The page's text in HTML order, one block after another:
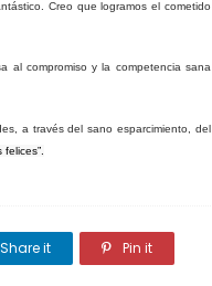
Creo que logramos el cometido
al compromiso y la competencia sana
a través del sano esparcimiento, del
Share it Pin it